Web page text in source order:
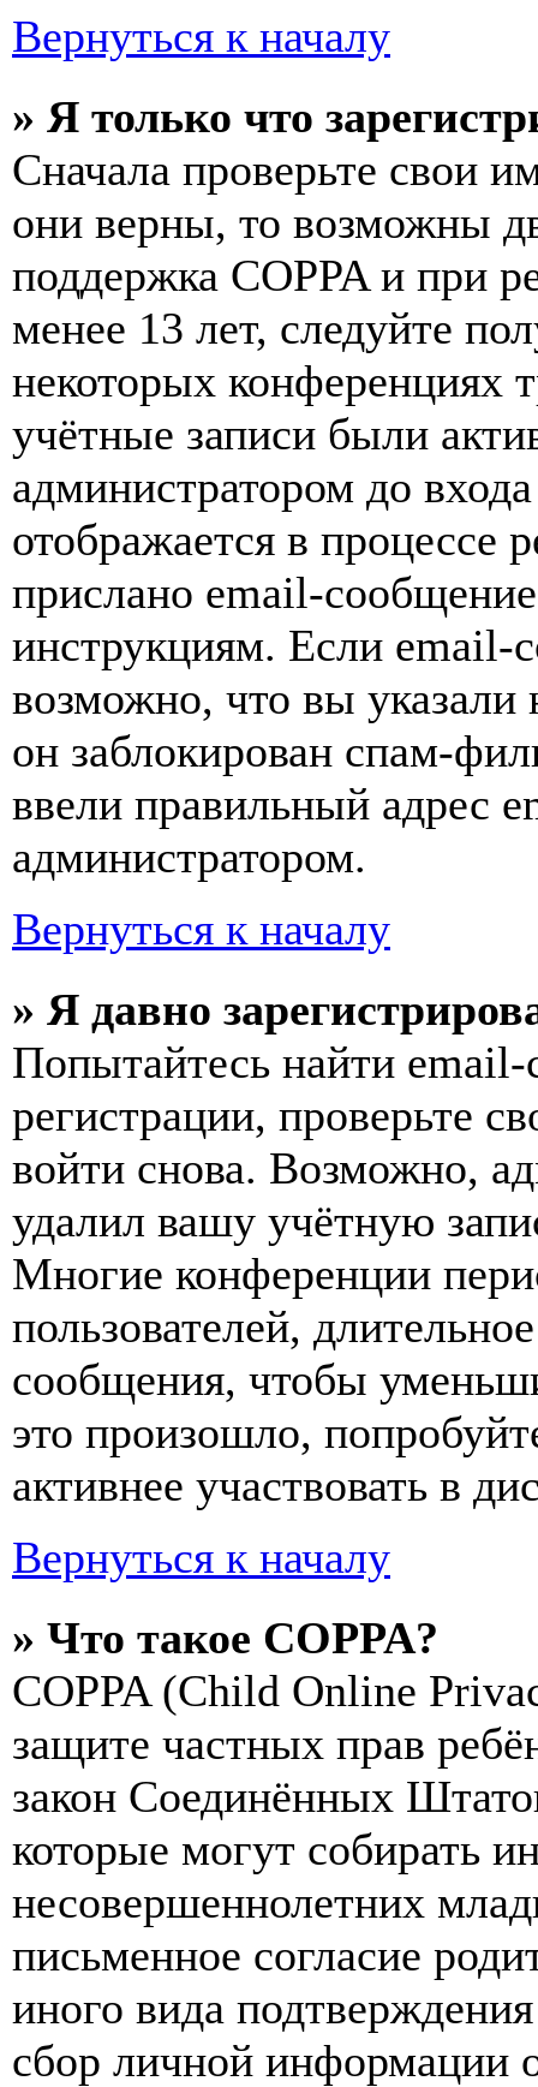
Вернуться к началу
» Я только что
Сначала проверьте свои
они верны, то возможны
поддержка COPPA и при
менее 13 лет, следуйте
некоторых конференциях
учётные записи были
администратором до
отображается в процессе
прислано email-
инструкциям. Если email-
возможно, что вы
он заблокирован спам-
ввели правильный адрес
администратором.
Вернуться к началу
» Я давно
Попытайтесь найти
регистрации, проверьте
войти снова. Возможно,
удалил вашу учётную
Многие конференции
пользователей,
сообщения, чтобы
это произошло,
активнее участвовать в
Вернуться к началу
» Что такое COPPA?
COPPA (Child Online
защите частных прав
закон Соединённых
которые могут собирать
несовершеннолетних
письменное согласие
иного вида
сбор личной информации